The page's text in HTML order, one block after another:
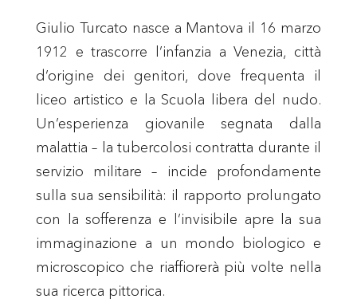
Giulio Turcato nasce a Mantova il 16 marzo
1912 e trascorre l’infanzia a Venezia, città
d’origine dei genitori, dove frequenta il
liceo artistico e la Scuola libera del nudo.
Un’esperienza giovanile segnata dalla
malattia – la tubercolosi contratta durante il
servizio militare – incide profondamente
sulla sua sensibilità: il rapporto prolungato
con la sofferenza e l’invisibile apre la sua
immaginazione a un mondo biologico e
microscopico che riaffiorerà più volte nella
sua ricerca pittorica.